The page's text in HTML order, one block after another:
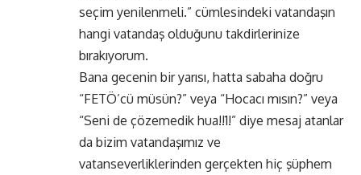
seçim yenilenmeli.” cümlesindeki vatandaşın
hangi vatandaş olduğunu takdirlerinize
bırakıyorum.
Bana gecenin bir yarısı, hatta sabaha doğru
“FETÖ’cü müsün?” veya “Hocacı mısın?” veya
“Seni de çözemedik hua!!1!” diye mesaj atanlar
da bizim vatandaşımız ve
vatanseverliklerinden gerçekten hiç şüphem